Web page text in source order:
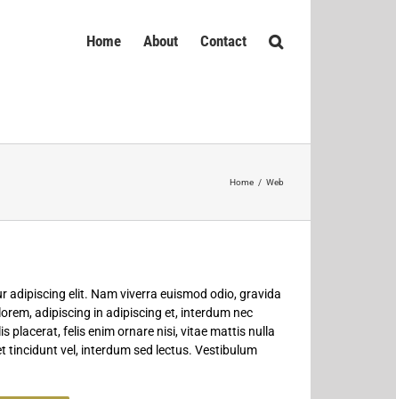
Home About Contact
Home / Web
adipiscing elit. Nam viverra euismod odio, gravida
adipiscing in adipiscing et, interdum nec
placerat, felis enim ornare nisi, vitae mattis nulla
tincidunt vel, interdum sed lectus. Vestibulum